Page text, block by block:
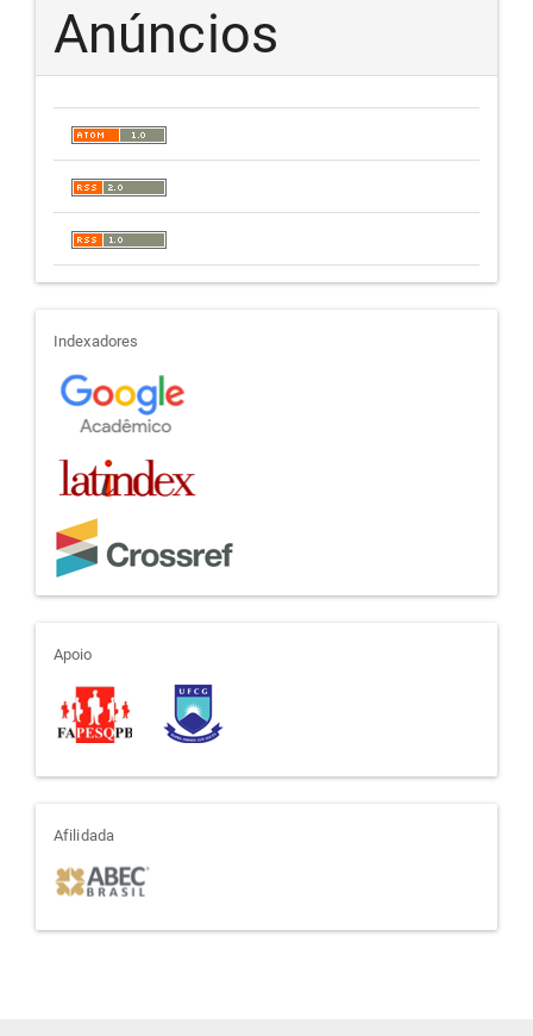
Anúncios
indexadores
Indexadores
apoio
Apoio
afiliada
Afilidada